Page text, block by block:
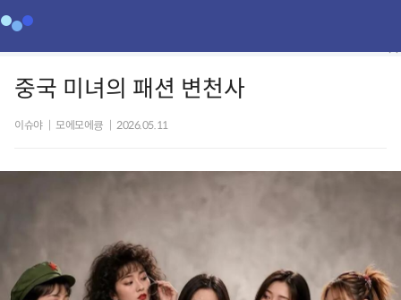
중국 미녀의 패션 변천사
이슈야 모에모에큥 2026.05.11